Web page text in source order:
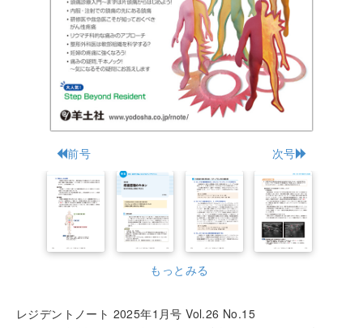
前号 次号
もっとみる
レジデントノート 2025年1月号 Vol.26 No.15